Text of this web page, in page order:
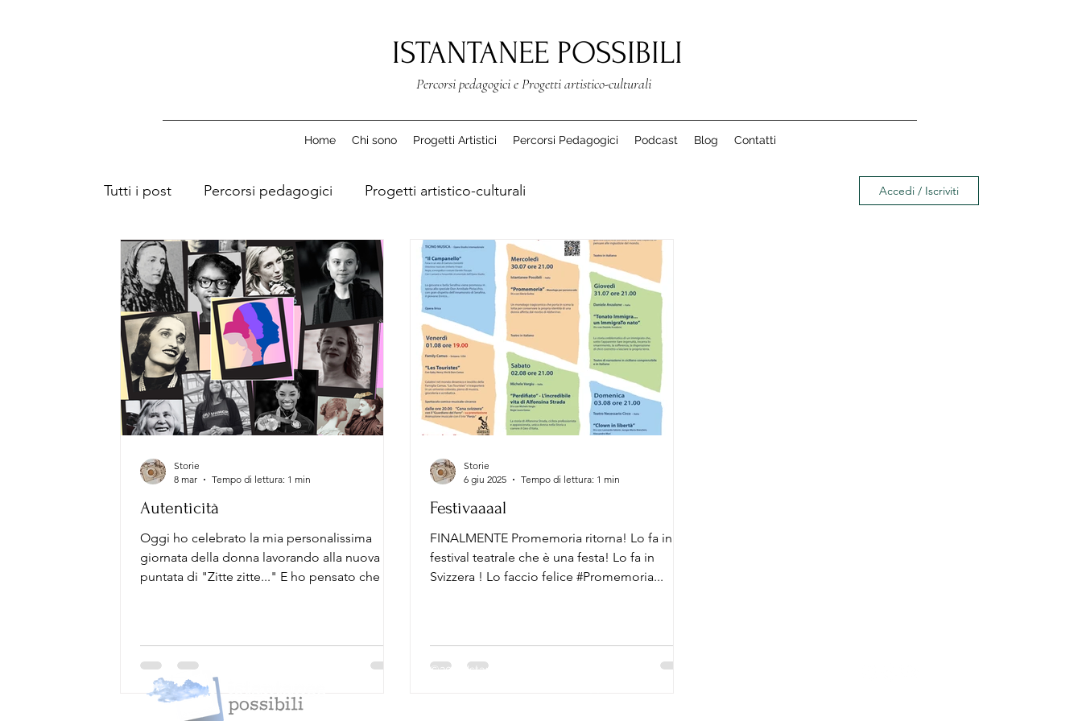
ISTANTANEE POSSIBILI
Percorsi pedagogici e Progetti artistico-culturali
Home Chi sono Progetti Artistici Percorsi Pedagogici Podcast Blog Contatti
Tutti i post Percorsi pedagogici Progetti artistico-culturali Accedi / Iscriviti
Autenticità
Oggi ho celebrato la mia personalissima
giornata della donna lavorando alla nuova
puntata di "Zitte zitte..." E ho pensato che ciò
posto e non riesco più a fare la differenza io
comincio a cercare un altrove, e qualche volta
anche un’altra cosa da fare in quell’altrove,
Storie
8 mar
Tempo di lettura: 1 min
Festivaaaal
FINALMENTE Promemoria ritorna! Lo fa in un
festival teatrale che è una festa! Lo fa in
Svizzera ! Lo faccio felice #Promemoria...
Storie
6 giu 2025
Tempo di lettura: 1 min
©2023 Istantanee Possibili | Gloria Gulino